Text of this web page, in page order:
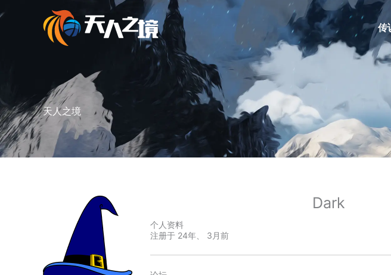
传
天人之境
Dark
个人资料
注册于 24年、 3月前